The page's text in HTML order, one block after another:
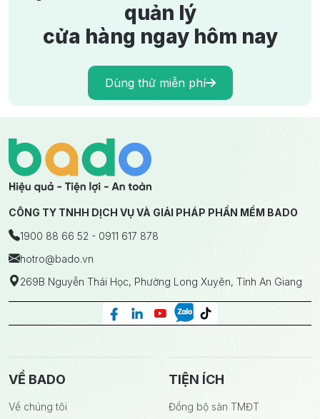
quản lý
cửa hàng ngay hôm nay
Dùng thử miễn phí
CÔNG TY TNHH DỊCH VỤ VÀ GIẢI PHÁP PHẦN MỀM BADO
1900 88 66 52 - 0911 617 878
hotro@bado.vn
269B Nguyễn Thái Học, Phường Long Xuyên, Tỉnh An Giang
VỀ BADO
Về chúng tôi
TIỆN ÍCH
Đồng bộ sàn TMĐT